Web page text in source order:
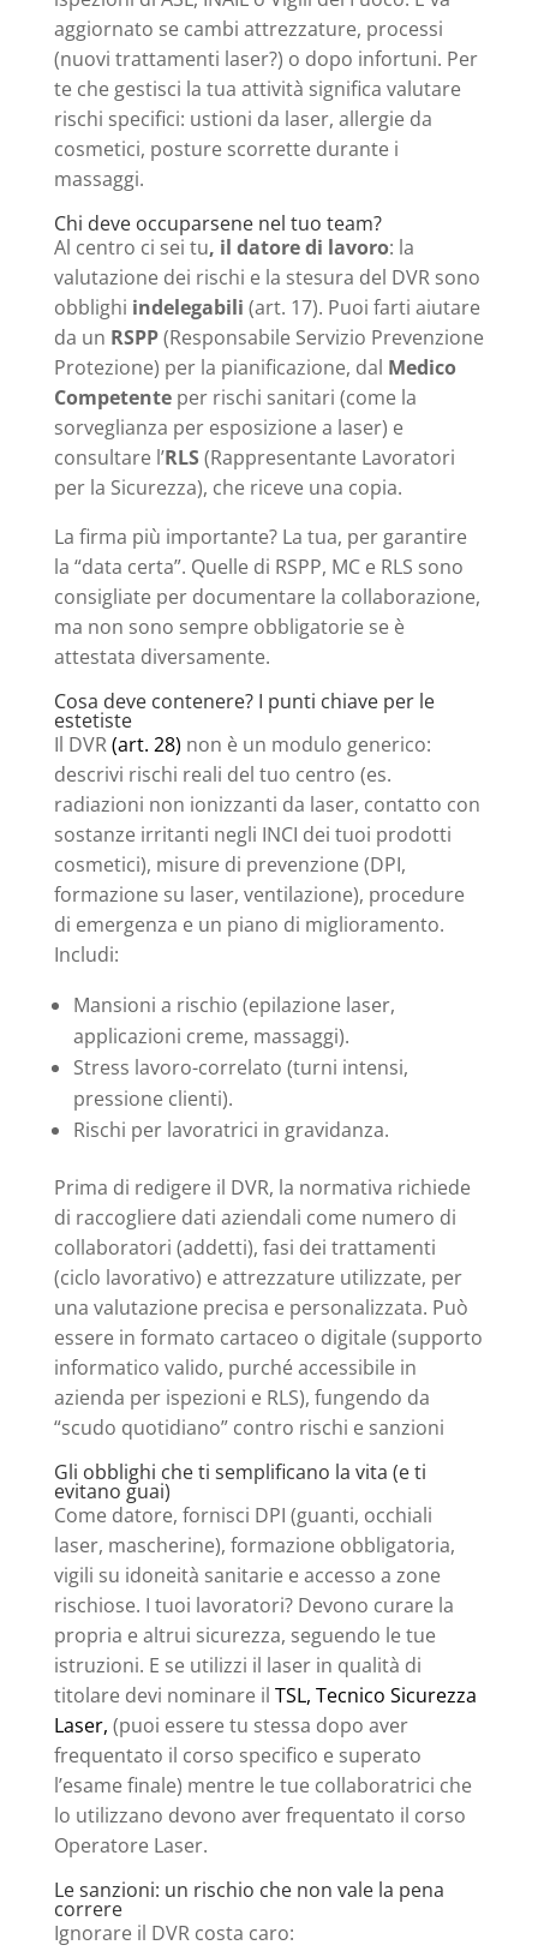
aggiornato se cambi attrezzature, processi
(nuovi trattamenti laser?) o dopo infortuni. Per
te che gestisci la tua attività significa valutare
rischi specifici: ustioni da laser, allergie da
cosmetici, posture scorrette durante i
massaggi.
Chi deve occuparsene nel tuo team?
Al centro ci sei tu, il datore di lavoro: la
valutazione dei rischi e la stesura del DVR sono
obblighi indelegabili (art. 17). Puoi farti aiutare
da un RSPP(Responsabile Servizio Prevenzione
Protezione) per la pianificazione, dal Medico
Competenteper rischi sanitari (come la
sorveglianza per esposizione a laser) e
consultare l’RLS(Rappresentante Lavoratori
per la Sicurezza), che riceve una copia.
La firma più importante? La tua, per garantire
la “data certa”. Quelle di RSPP, MC e RLS sono
consigliate per documentare la collaborazione,
ma non sono sempre obbligatorie se è
attestata diversamente.
Cosa deve contenere? I punti chiave per le
estetiste
Il DVR(art. 28) non è un modulo generico:
descrivi rischi reali del tuo centro (es.
radiazioni non ionizzanti da laser, contatto con
sostanze irritanti negli INCI dei tuoi prodotti
cosmetici), misure di prevenzione (DPI,
formazione su laser, ventilazione), procedure
di emergenza e un piano di miglioramento.
Includi:
Mansioni a rischio (epilazione laser,
applicazioni creme, massaggi).
Stress lavoro-correlato (turni intensi,
pressione clienti).
Rischi per lavoratrici in gravidanza.
Prima di redigere il DVR, la normativa richiede
di raccogliere dati aziendali come numero di
collaboratori (addetti), fasi dei trattamenti
(ciclo lavorativo) e attrezzature utilizzate, per
una valutazione precisa e personalizzata. Può
essere in formato cartaceo o digitale (supporto
informatico valido, purché accessibile in
azienda per ispezioni e RLS), fungendo da
“scudo quotidiano” contro rischi e sanzioni
Gli obblighi che ti semplificano la vita (e ti
evitano guai)
Come datore, fornisci DPI (guanti, occhiali
laser, mascherine), formazione obbligatoria,
vigili su idoneità sanitarie e accesso a zone
rischiose. I tuoi lavoratori? Devono curare la
propria e altrui sicurezza, seguendo le tue
istruzioni. E se utilizzi il laser in qualità di
titolare devi nominare il TSL, Tecnico Sicurezza
Laser, (puoi essere tu stessa dopo aver
frequentato il corso specifico e superato
l’esame finale) mentre le tue collaboratrici che
lo utilizzano devono aver frequentato il corso
Operatore Laser.
Le sanzioni: un rischio che non vale la pena
correre
Ignorare il DVR costa caro: